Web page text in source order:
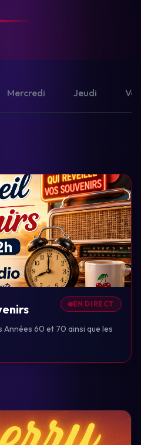
Mercredi Jeudi
EN DIRECT
60 et 70 ainsi que les